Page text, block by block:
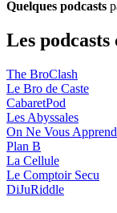
Quelques podcasts
Les podcasts
The BroClash
Le Bro de Caste
CabaretPod
Les Abyssales
On Ne Vous
Plan B
La Cellule
Le Comptoir Secu
DiJuRiddle